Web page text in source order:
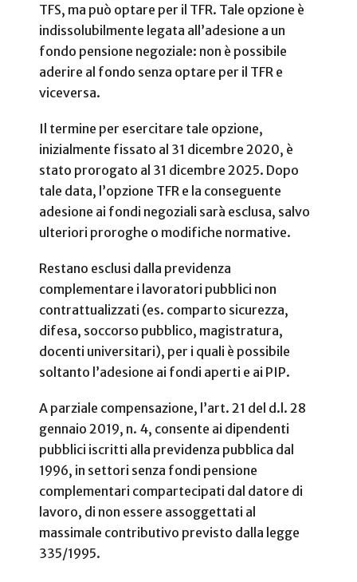
TFS, ma può optare per il TFR. Tale opzione è
indissolubilmente legata all’adesione a un
fondo pensione negoziale: non è possibile
aderire al fondo senza optare per il TFR e
viceversa.
Il termine per esercitare tale opzione,
inizialmente fissato al 31 dicembre 2020, è
stato prorogato al 31 dicembre 2025. Dopo
tale data, l’opzione TFR e la conseguente
adesione ai fondi negoziali sarà esclusa, salvo
ulteriori proroghe o modifiche normative.
Restano esclusi dalla previdenza
complementare i lavoratori pubblici non
contrattualizzati (es. comparto sicurezza,
difesa, soccorso pubblico, magistratura,
docenti universitari), per i quali è possibile
soltanto l’adesione ai fondi aperti e ai PIP.
A parziale compensazione, l’art. 21 del d.l. 28
gennaio 2019, n. 4, consente ai dipendenti
pubblici iscritti alla previdenza pubblica dal
1996, in settori senza fondi pensione
complementari compartecipati dal datore di
lavoro, di non essere assoggettati al
massimale contributivo previsto dalla legge
335/1995.